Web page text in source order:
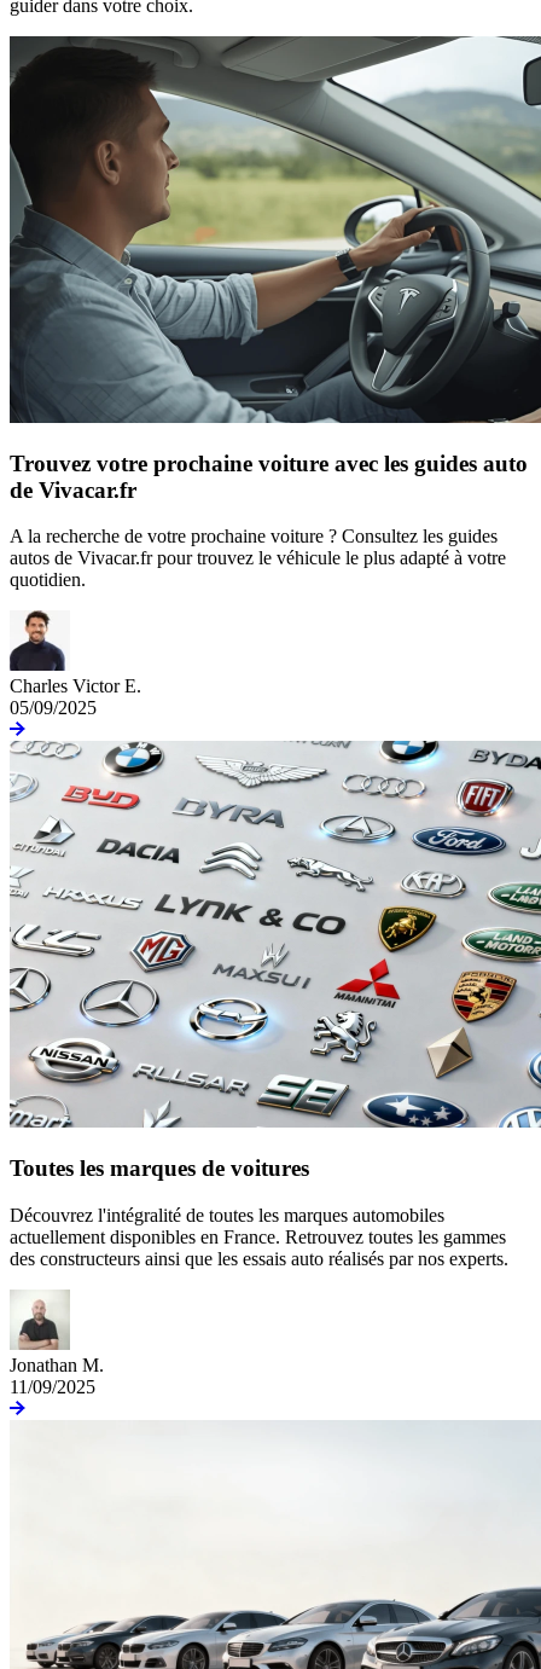
guider dans votre choix.
Trouvez votre prochaine voiture avec les guides auto
de Vivacar.fr
A la recherche de votre prochaine voiture ? Consultez les guides
autos de Vivacar.fr pour trouvez le véhicule le plus adapté à votre
quotidien.
Charles Victor E.
05/09/2025
Toutes les marques de voitures
Découvrez l'intégralité de toutes les marques automobiles
actuellement disponibles en France. Retrouvez toutes les gammes
des constructeurs ainsi que les essais auto réalisés par nos experts.
Jonathan M.
11/09/2025